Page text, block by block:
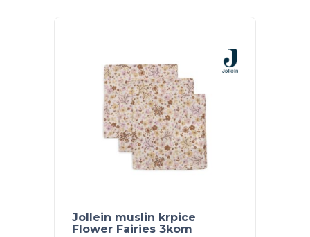
Jollein muslin krpice
Flower Fairies 3kom